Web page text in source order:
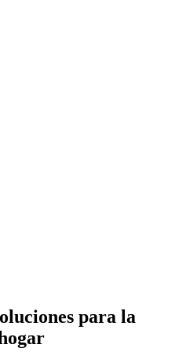
para la